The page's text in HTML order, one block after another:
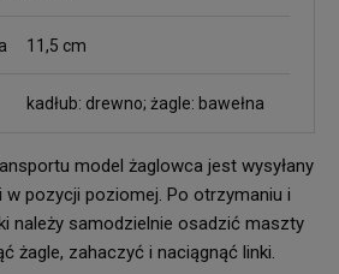
11,5 cm
kadłub: drewno; żagle: bawełna
model żaglowca jest wysyłany
w pozycji poziomej. Po otrzymaniu i
należy samodzielnie osadzić maszty
żagle, zahaczyć i naciągnąć linki.